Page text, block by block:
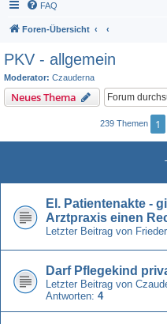
FAQ
Foren-Übersicht
PKV - allgemein
Moderator: Czauderna
Neues Thema
239 Themen 1
El. Patientenakte -
Arztpraxis einen
Letzter Beitrag von Frieder
Darf Pflegekind
Letzter Beitrag von
Antworten: 4